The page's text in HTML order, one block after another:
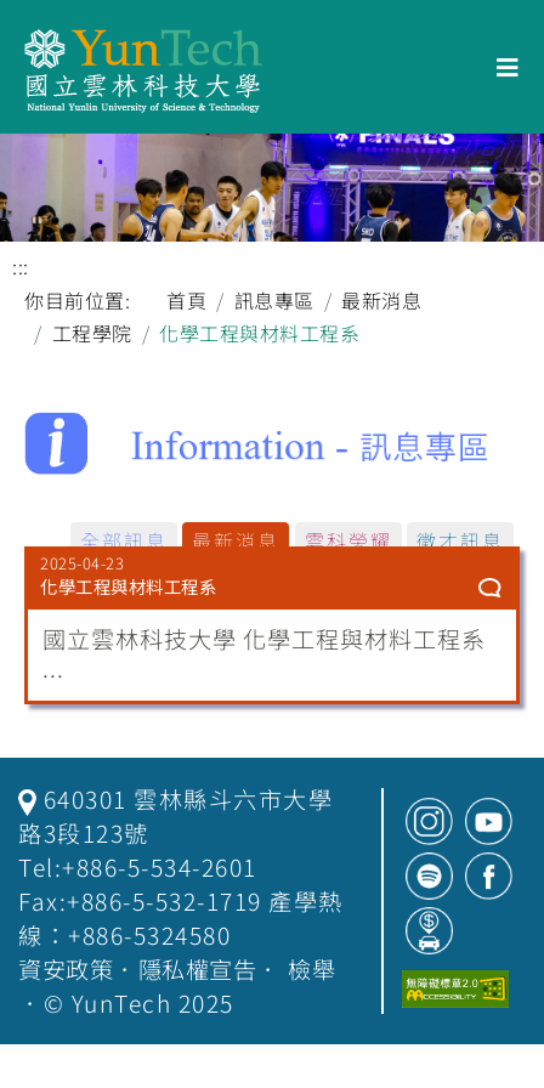
:::
你目前位置:
首頁 訊息專區
最新消息
工程學院
化學工程與材料工程系
全部訊息 最新消息 雲科榮耀 徵才訊息
2025-04-23
化學工程與材料工程系
國立雲林科技大學 化學工程與材料工程系
...
640301 雲林縣斗六市大學
路3段123號
Tel:+886-5-534-2601
Fax:+886-5-532-1719 產學熱
線：+886-5324580
資安政策 ． 隱私權宣告 ． 檢舉
．© YunTech 2025